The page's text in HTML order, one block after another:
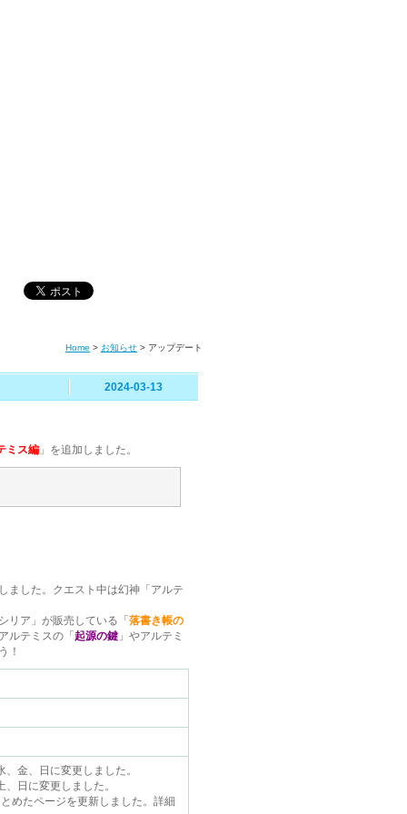
Home > お知らせ > アップデート
2024-03-13
ミス編」を追加しました。
ました。クエスト中は幻神「アルテ
リア」が販売している「 落書き帳の
ルテミスの「 起源の鍵」やアルテミ
！
金、日に変更しました。
日に変更しました。
めたページを更新しました。詳細